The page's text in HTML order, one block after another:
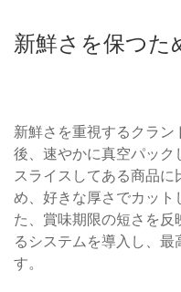
新鮮さを保つた
新鮮さを重視するクラ
後、速やかに真空パッ
スライスしてある商品
め、好きな厚さでカット
た、賞味期限の短さを反
るシステムを導入し、
す。